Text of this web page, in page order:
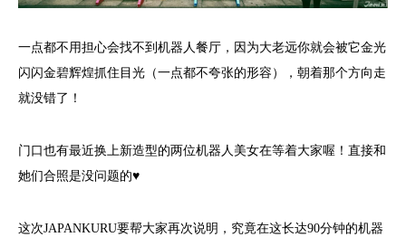
一点都不用担心会找不到机器人餐厅，因为大老远你就会被它金光
闪闪金碧辉煌抓住目光（一点都不夸张的形容），朝着那个方向走
就没错了！
门口也有最近换上新造型的两位机器人美女在等着大家喔！直接和
她们合照是没问题的♥
这次JAPANKURU要帮大家再次说明，究竟在这长达90分钟的机器